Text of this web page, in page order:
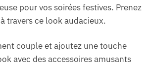
pour vos soirées festives. Prenez
travers ce look audacieux.
couple et ajoutez une touche
avec des accessoires amusants